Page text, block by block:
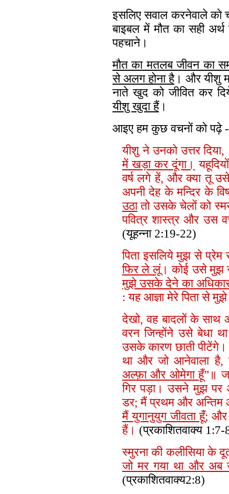
इसलिए सवाल करनेवाले को
बाइबल में मौत का सही
पहचाने।
मौत का मतलब जीवन का
से अलग होना है। और यीशु
नाते खुद को जीवित कर
यीशु खुदा हैं।
आइए हम कुछ वचनों को पढ़े -
यीशु ने उनको उत्तर दिया,
में खड़ा कर दूंगा।
वर्ष लगे हें, और क्या तू
अपनी देह के मन्दिर के
उठातो उसके चेलों को
पवित्र शास्त्र और उस
(यूहन्ना 2:19-22)
पिता इसलिये मुझ से प्रेम
फिर ले लूं। कोई उसे मुझ
मुझे उसके देने का
: यह आज्ञा मेरे पिता से मुझे
देखो, वह बादलों के
वरन जिन्होंने उसे बेधा
उसके कारण छाती
था और जो आनेवाला है,
अल्फ़ा और ओमेगा हूँ”॥
गिर पड़ा। उसने मुझ पर
डर; मैं प्रथम और अन्तिम
मैं युगानुयुग जीवता हूँ; और
हैं। (प्रकाशितवाक्य
स्मुरना की कलीसिया के
जो मर गया था और अब
(प्रकाशितवाक्य2:8)